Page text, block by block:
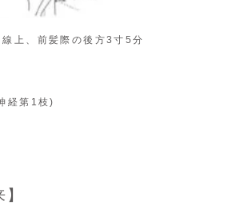
線上、前髪際の後方3寸5分
経第1枝)